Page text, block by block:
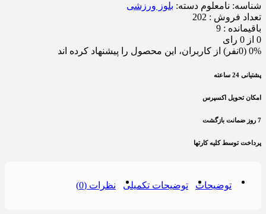
شناسه: نامعلوم دسته: بلوز ورزشی
تعداد فروش : 202
باقیمانده : 9
0 از 0 رای
0% (0نفر) از کاربران، این محصول را پیشنهاد کرده اند
پشتیانی 24 ساعته
امکان تحویل اکسپرس
7 روز ضمانت بازگشت
پرداخت توسط کلیه کارتها
توضیحات توضیحات تکمیلی نظرات (0)